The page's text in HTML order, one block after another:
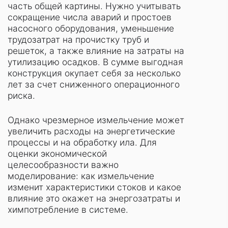
часть общей картины. Нужно учитывать
сокращение числа аварий и простоев
насосного оборудования, уменьшение
трудозатрат на прочистку труб и
решеток, а также влияние на затраты на
утилизацию осадков. В сумме выгодная
конструкция окупает себя за несколько
лет за счет сниженного операционного
риска.
Однако чрезмерное измельчение может
увеличить расходы на энергетические
процессы и на обработку ила. Для
оценки экономической
целесообразности важно
моделирование: как измельчение
изменит характеристики стоков и какое
влияние это окажет на энергозатраты и
химпотребление в системе.